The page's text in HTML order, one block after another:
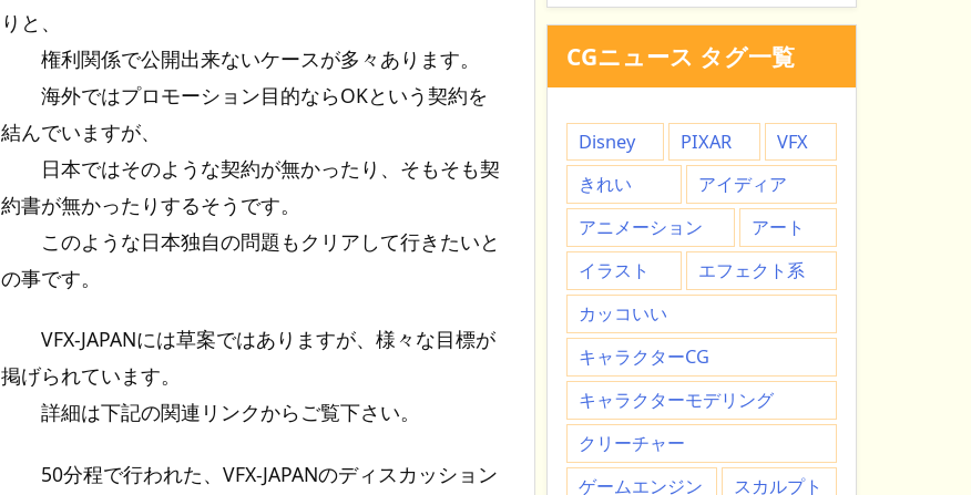
りと、
権利関係で公開出来ないケースが多々あります。
海外ではプロモーション目的ならOKという契約を
結んでいますが、
日本ではそのような契約が無かったり、そもそも契
約書が無かったりするそうです。
このような日本独自の問題もクリアして行きたいと
の事です。
VFX-JAPANには草案ではありますが、様々な目標が
掲げられています。
詳細は下記の関連リンクからご覧下さい。
50分程で行われた、VFX-JAPANのディスカッション
CGニュース タグ一覧
Disney PIXAR
VFX
きれい
アイディア
アニメーション
アート
イラスト
エフェクト系
カッコいい
キャラクターCG
キャラクターモデリング
クリーチャー
ゲームエンジン
スカルプト